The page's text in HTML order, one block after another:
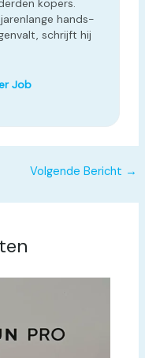
kopers.
hands-
schrijft hij
Job
Volgende Bericht →